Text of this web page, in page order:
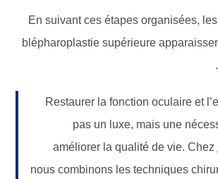
En suivant ces étapes organisées,
blépharoplastie supérieure
« Restaurer la fonction oculaire et
pas un luxe, mais une
améliorer la qualité de vie. Chez
nous combinons les techniques